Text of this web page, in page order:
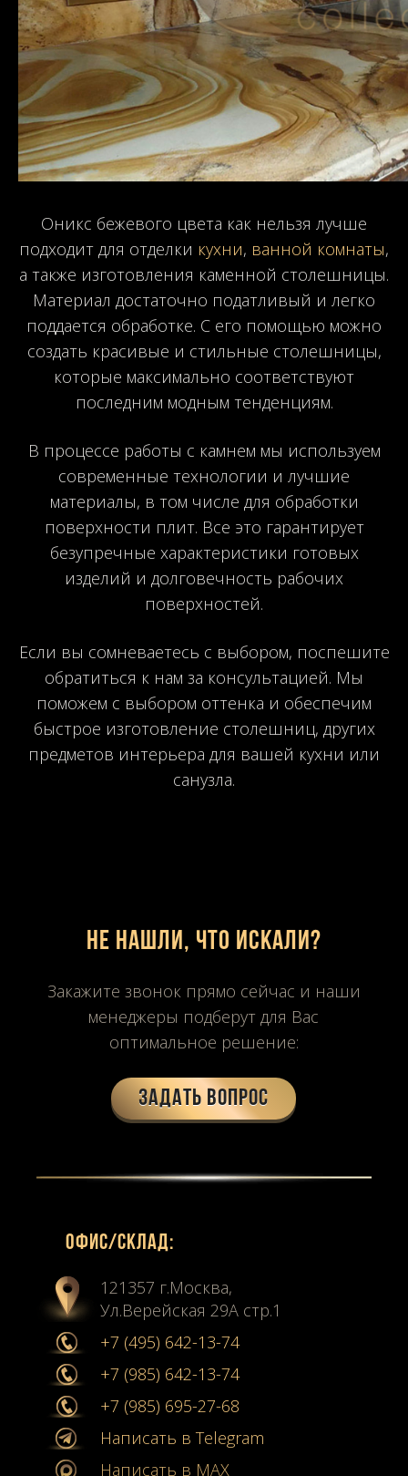
Оникс бежевого цвета как нельзя лучше
подходит для отделки кухни, ванной комнаты,
а также изготовления каменной столешницы.
Материал достаточно податливый и легко
поддается обработке. С его помощью можно
создать красивые и стильные столешницы,
которые максимально соответствуют
последним модным тенденциям.
В процессе работы с камнем мы используем
современные технологии и лучшие
материалы, в том числе для обработки
поверхности плит. Все это гарантирует
безупречные характеристики готовых
изделий и долговечность рабочих
поверхностей.
Если вы сомневаетесь с выбором, поспешите
обратиться к нам за консультацией. Мы
поможем с выбором оттенка и обеспечим
быстрое изготовление столешниц, других
предметов интерьера для вашей кухни или
санузла.
Не нашли, что искали?
Закажите звонок прямо сейчас и наши
менеджеры подберут для Вас
оптимальное решение:
Задать вопрос
Офиc/склад:
121357 г.Москва,
Ул.Верейская 29А стр.1
+7 (495) 642-13-74
+7 (985) 642-13-74
+7 (985) 695-27-68
Написать в Telegram
Написать в MAX